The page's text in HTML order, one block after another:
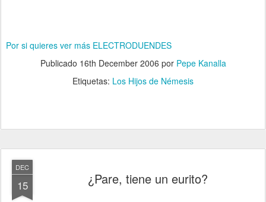
Por si quieres ver más ELECTRODUENDES
Publicado 16th December 2006 por Pepe Kanalla
Etiquetas: Los Hijos de Némesis
DEC
15 ¿Pare, tiene un eurito?